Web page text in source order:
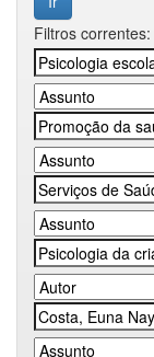
Filtros correntes: